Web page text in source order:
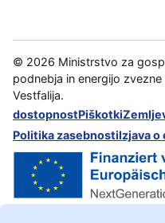
© 2026 Ministrstvo za
podnebja in energijo
Vestfalija.
dostopnostPiškotki
Politika zasebnostiIzjava